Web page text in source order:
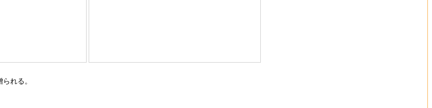
れる。